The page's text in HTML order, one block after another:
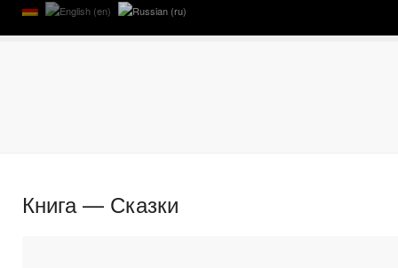
Книга — Сказки